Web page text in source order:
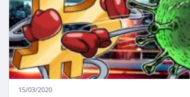
15/03/2020